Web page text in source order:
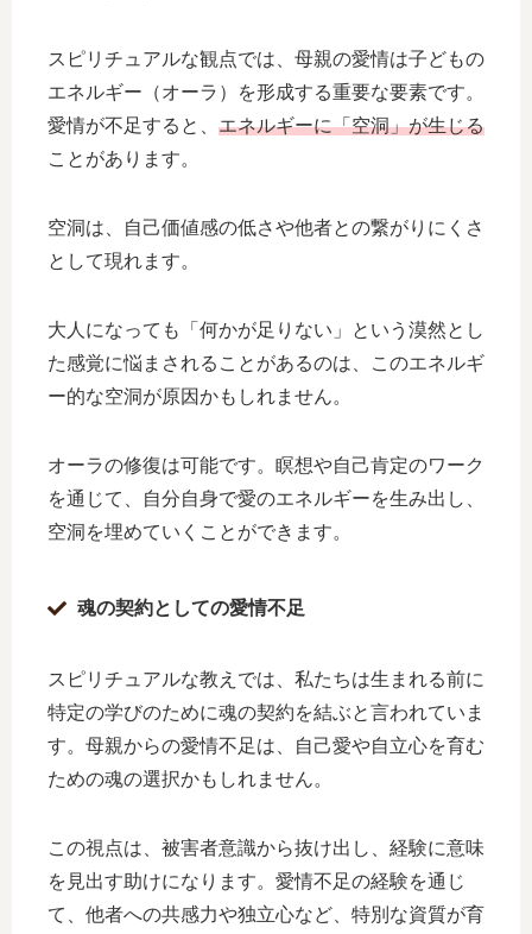
スピリチュアルな観点では、母親の愛情は子どもの
エネルギー（オーラ）を形成する重要な要素です。
愛情が不足すると、 エネルギーに「空洞」が生じる
ことがあります。
空洞は、自己価値感の低さや他者との繋がりにくさ
として現れます。
大人になっても「何かが足りない」という漠然とし
た感覚に悩まされることがあるのは、このエネルギ
ー的な空洞が原因かもしれません。
オーラの修復は可能です。瞑想や自己肯定のワーク
を通じて、自分自身で愛のエネルギーを生み出し、
空洞を埋めていくことができます。
魂の契約としての愛情不足
スピリチュアルな教えでは、私たちは生まれる前に
特定の学びのために魂の契約を結ぶと言われていま
す。母親からの愛情不足は、自己愛や自立心を育む
ための魂の選択かもしれません。
この視点は、被害者意識から抜け出し、経験に意味
を見出す助けになります。愛情不足の経験を通じ
て、他者への共感力や独立心など、特別な資質が育